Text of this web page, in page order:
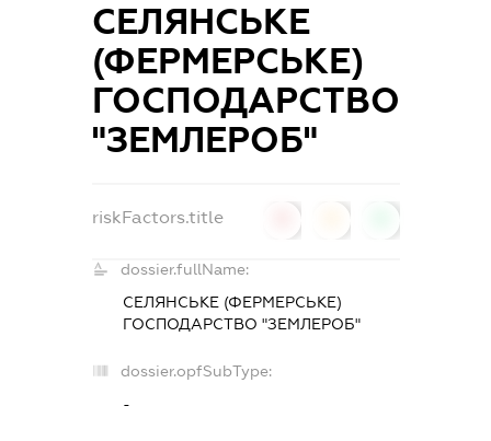
СЕЛЯНСЬКЕ
(ФЕРМЕРСЬКЕ)
ГОСПОДАРСТВО
"ЗЕМЛЕРОБ"
riskFactors.title
dossier.fullName:
СЕЛЯНСЬКЕ (ФЕРМЕРСЬКЕ)
ГОСПОДАРСТВО "ЗЕМЛЕРОБ"
dossier.opfSubType:
-